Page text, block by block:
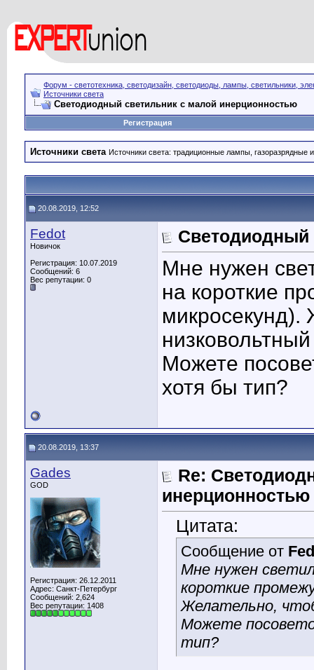
Форум - светотехника, светодизайн, светодиоды, лампы, светильники,
Источники света
Светодиодный светильник с малой инерционностью
Регистрация
Источники света Источники света: традиционные лампы, газоразрядные
20.08.2019, 12:52
Fedot
Новичок
Регистрация: 10.07.2019
Сообщений: 6
Вес репутации: 0
Светодиодный
Мне нужен
на короткие
Можете
хотя бы тип?
20.08.2019, 13:37
Gades
GOD
Регистрация: 26.12.2011
Адрес: Санкт-Петербург
Сообщений: 2,624
Вес репутации: 1408
Re:
инерционностью
Цитата:
Сообщение от
Мне нужен
короткие
Желательно,
Можете
тип?